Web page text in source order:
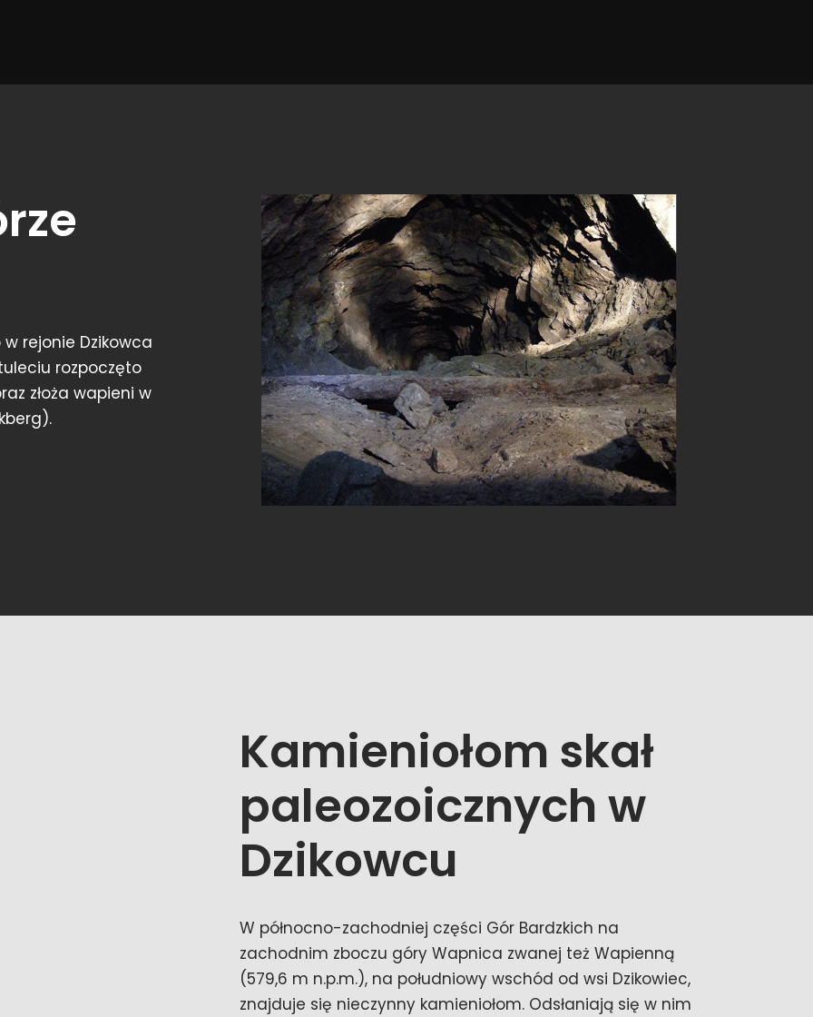
rejonie Dzikowca
rozpoczęto
złoża wapieni w
Kamieniołom skał
paleozoicznych w
Dzikowcu
W północno-zachodniej części Gór Bardzkich na
zachodnim zboczu góry Wapnica zwanej też Wapienną
(579,6 m n.p.m.), na południowy wschód od wsi Dzikowiec,
znajduje się nieczynny kamieniołom. Odsłaniają się w nim